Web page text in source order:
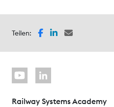
Teilen:
Railway Systems Academy